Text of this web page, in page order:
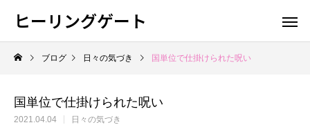
ヒーリングゲート
ブログ 日々の気づき 国単位で仕掛けられた呪い
国単位で仕掛けられた呪い
2021.04.04 日々の気づき